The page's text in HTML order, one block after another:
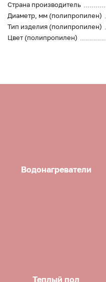
Страна производитель
Диаметр, мм (полипропилен)
Тип изделия (полипропилен)
Цвет (полипропилен)
Водонагреватели
Теплый пол